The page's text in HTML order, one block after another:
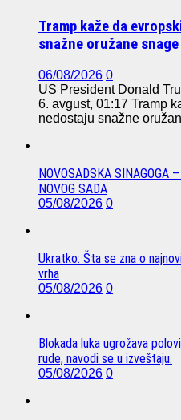
Tramp kaže da
snažne oružane
06/08/2026 0
US President Donald
6. avgust, 01:17 Tramp
nedostaju snažne
NOVOSADSKA SINAGOGA
NOVOG SADA
05/08/2026 0
Ukratko: Šta se zna o
vrha
05/08/2026 0
Blokada luka ugrožava
rude, navodi se u izveštaju.
05/08/2026 0